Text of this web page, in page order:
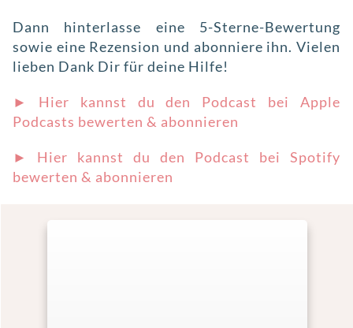
Dann hinterlasse eine 5-Sterne-Bewertung
sowie eine Rezension und abonniere ihn. Vielen
lieben Dank Dir für deine Hilfe!
► Hier kannst du den Podcast bei Apple
Podcasts bewerten & abonnieren
► Hier kannst du den Podcast bei Spotify
bewerten & abonnieren